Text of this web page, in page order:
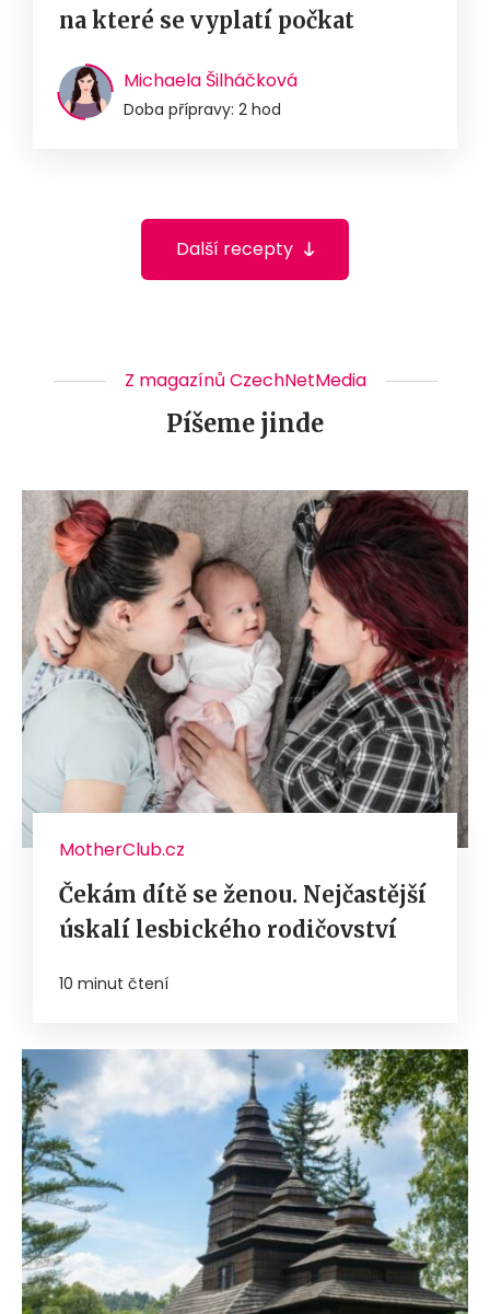
na které se vyplatí počkat
Michaela Šilháčková
Doba přípravy: 2 hod
Další recepty
Z magazínů CzechNetMedia
Píšeme jinde
MotherClub.cz
Čekám dítě se ženou. Nejčastější
úskalí lesbického rodičovství
10 minut čtení